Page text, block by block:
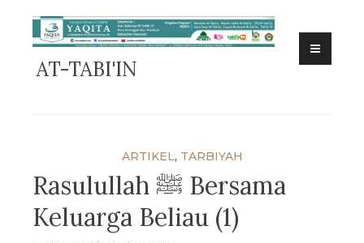
Skip
content
AT-TABI'IN
ARTIKEL, TARBIYAH
Rasulullah ﷺ Bersama
Keluarga Beliau (1)